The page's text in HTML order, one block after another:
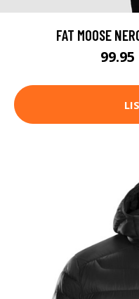
FAT MOOSE
99.95